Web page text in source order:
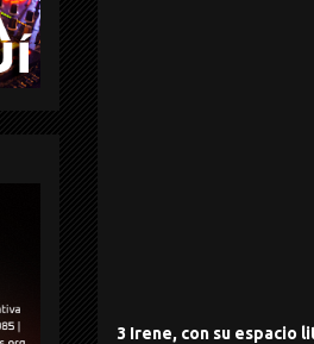
3 Irene, con su espacio